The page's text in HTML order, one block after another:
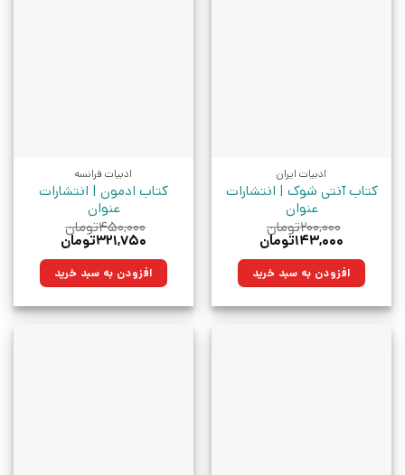
ادبیات ایران
کتاب آنتی شوک | انتشارات
عنوان
۲۰۰,۰۰۰تومان
قیمت
۲۰۰,۰۰۰تومان
بود.
۱۴۳,۰۰۰تومان
۱۴۳,۰۰۰تومان.افزودن به سبد خرید
ادبیات فرانسه
کتاب ادمون | انتشارات
عنوان
۴۵۰,۰۰۰تومان
قیمت
۴۵۰,۰۰۰تومان
بود.
۳۲۱,۷۵۰تومان
۳۲۱,۷۵۰تومان.افزودن به سبد خرید